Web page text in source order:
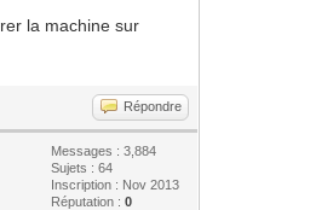
la machine sur
Répondre
Messages : 3,884
Sujets : 64
Inscription : Nov 2013
Réputation :0